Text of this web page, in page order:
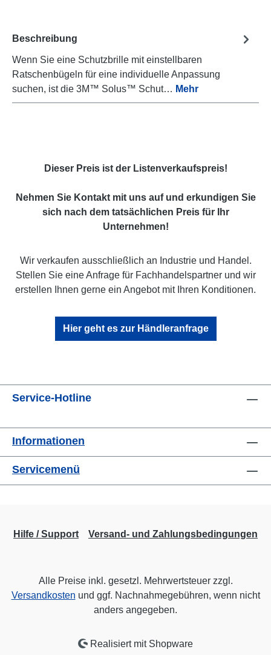
Beschreibung
Wenn Sie eine Schutzbrille mit einstellbaren
Ratschenbügeln für eine individuelle Anpassung
suchen, ist die 3M™ Solus™ Schut… Mehr
Dieser Preis ist der Listenverkaufspreis!
Nehmen Sie Kontakt mit uns auf und erkundigen Sie
sich nach dem tatsächlichen Preis für Ihr
Unternehmen!
Wir verkaufen ausschließlich an Industrie und Handel.
Stellen Sie eine Anfrage für Fachhandelspartner und wir
erstellen Ihnen gerne ein Angebot mit Ihren Konditionen.
Hier geht es zur Händleranfrage
Service-Hotline
Informationen
Servicemenü
Hilfe / Support Versand- und Zahlungsbedingungen
Alle Preise inkl. gesetzl. Mehrwertsteuer zzgl.
Versandkosten und ggf. Nachnahmegebühren, wenn nicht
anders angegeben.
Realisiert mit Shopware